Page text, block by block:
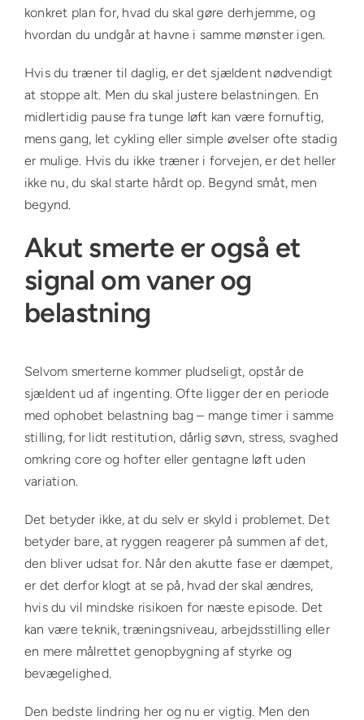
konkret plan for, hvad du skal gøre derhjemme, og
hvordan du undgår at havne i samme mønster igen.
Hvis du træner til daglig, er det sjældent nødvendigt
at stoppe alt. Men du skal justere belastningen. En
midlertidig pause fra tunge løft kan være fornuftig,
mens gang, let cykling eller simple øvelser ofte stadig
er mulige. Hvis du ikke træner i forvejen, er det heller
ikke nu, du skal starte hårdt op. Begynd småt, men
begynd.
Akut smerte er også et
signal om vaner og
belastning
Selvom smerterne kommer pludseligt, opstår de
sjældent ud af ingenting. Ofte ligger der en periode
med ophobet belastning bag – mange timer i samme
stilling, for lidt restitution, dårlig søvn, stress, svaghed
omkring core og hofter eller gentagne løft uden
variation.
Det betyder ikke, at du selv er skyld i problemet. Det
betyder bare, at ryggen reagerer på summen af det,
den bliver udsat for. Når den akutte fase er dæmpet,
er det derfor klogt at se på, hvad der skal ændres,
hvis du vil mindske risikoen for næste episode. Det
kan være teknik, træningsniveau, arbejdsstilling eller
en mere målrettet genopbygning af styrke og
bevægelighed.
Den bedste lindring her og nu er vigtig. Men den